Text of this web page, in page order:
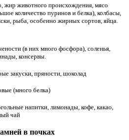
жир животного происхождения, мясо
количество пуринов и белка), колбасы,
рыба, особенно жирных сортов, яйца.
(в них много фосфора), соленья,
консервы.
закуски, пряности, шоколад
(много белка)
напитки, лимонады, кофе, какао,
чай
в почках